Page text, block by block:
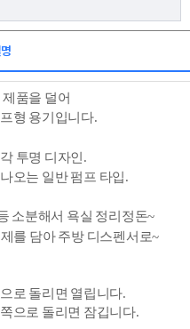
품을 덜어
형 용기 입니다.
투명 디자인.
오는 일반 펌프 타입.
소분해서 욕실 정리정돈~
를 담아 주방 디스펜서로~
로 돌리면 열립니다.
으로 돌리면 잠깁니다.